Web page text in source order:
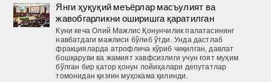
Янги ҳуқуқий меъёрлар масъулият ва
жавобгарликни оширишга қаратилган
Куни кеча Олий Мажлис Қонунчилик палатасининг
навбатдаги мажлиси бўлиб ўтди. Унда дастлаб
фракцияларда атрофлича кўриб чиқилган, давлат
бошқаруви ва жамият хавфсизлиги учун ғоят муҳим
бўлган бир қатор қонун лойиҳалари депутатлар
томонидан қизғин муҳокама қилинди.